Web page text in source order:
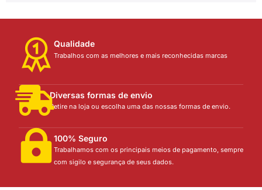
Qualidade
Trabalhos com as melhores e mais reconhecidas marcas
Diversas formas de envio
Retire na loja ou escolha uma das nossas formas de envio.
100% Seguro
Trabalhamos com os principais meios de pagamento, sempre
com sigilo e segurança de seus dados.